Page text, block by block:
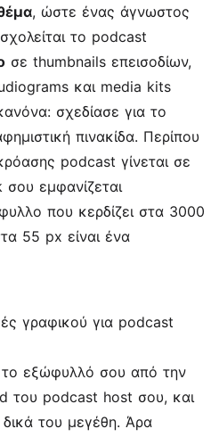
, ώστε ένας άγνωστος
το podcast
σε thumbnails επεισοδίων,
και media kits
σχεδίασε για το
πινακίδα. Περίπου
podcast γίνεται σε
εμφανίζεται
που κερδίζει στα 3000
55 px είναι ένα
γραφικού για podcast
το εξώφυλλό σου από την
του podcast host σου, και
του μεγέθη. Άρα